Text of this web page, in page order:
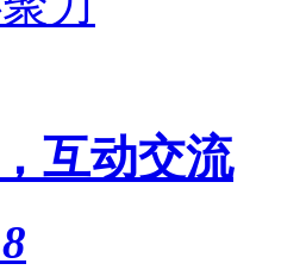
互动交流